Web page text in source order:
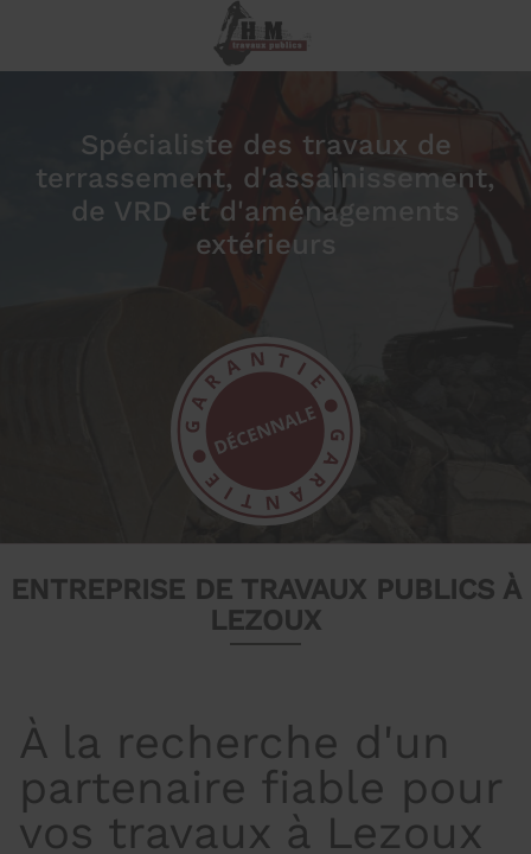
Spécialiste des travaux de
terrassement, d'assainissement,
de VRD et d'aménagements
extérieurs
ENTREPRISE DE TRAVAUX PUBLICS À
LEZOUX
À la recherche d'un
partenaire fiable pour
vos travaux à Lezoux